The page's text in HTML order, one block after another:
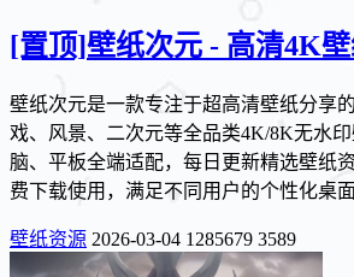
[置顶]壁纸次元 - 高清4K
壁纸次元是一款专注于超高清壁纸分享
戏、风景、二次元等全品类4K/8K无水
脑、平板全端适配，每日更新精选壁纸
费下载使用，满足不同用户的个性化桌
壁纸资源 2026-03-04 1285679 3589